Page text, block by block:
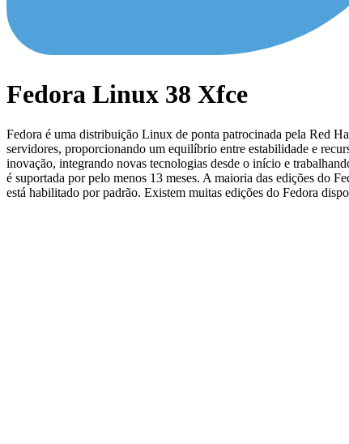
Fedora Linux 38 Xfce
Fedora é uma distribuição Linux de ponta patrocinada pela Red
servidores, proporcionando um equilíbrio entre estabilidade e
inovação, integrando novas tecnologias desde o início e
é suportada por pelo menos 13 meses. A maioria das edições do
está habilitado por padrão. Existem muitas edições do Fedora